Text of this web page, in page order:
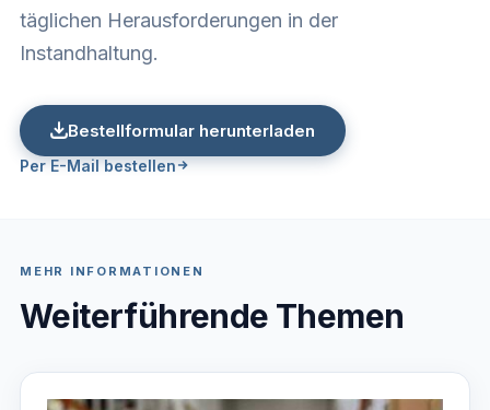
täglichen Herausforderungen in der
Instandhaltung.
Bestellformular herunterladen
Per E-Mail bestellen
MEHR INFORMATIONEN
Weiterführende Themen